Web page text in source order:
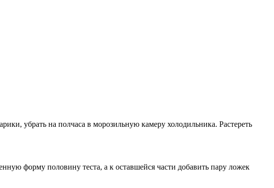
убрать на полчаса в морозильную камеру холодильника. Растереть
форму половину теста, а к оставшейся части добавить пару ложек